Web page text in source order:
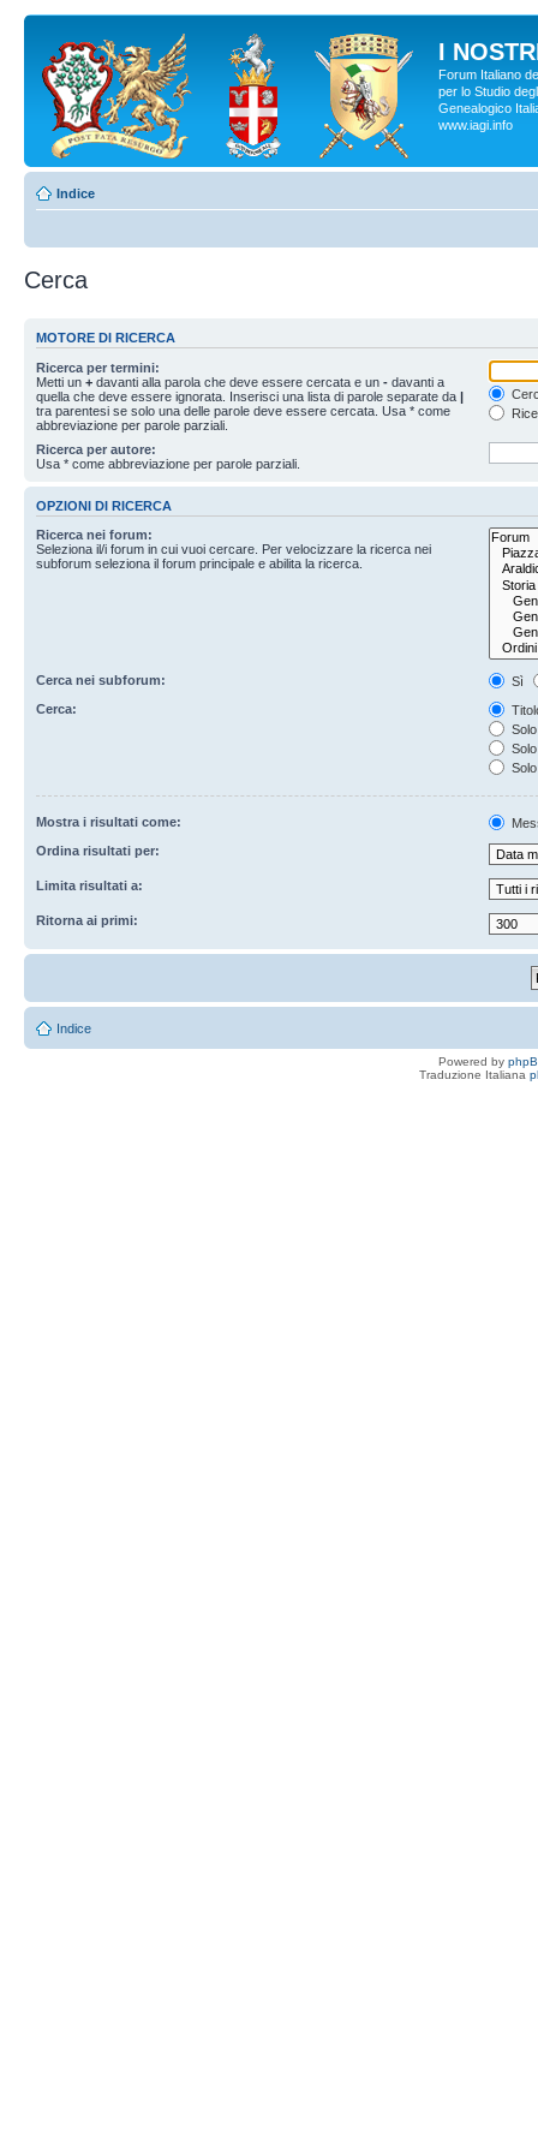
I
Forum Italiano
per lo Studio
Genealogico
www.iagi.info
Indice
Cerca
MOTORE DI RICERCA
Ricerca per termini:
Metti un + davanti alla parola che deve essere cercata e un - davanti a
quella che deve essere ignorata. Inserisci una lista di parole separate da |
tra parentesi se solo una delle parole deve essere cercata. Usa * come
abbreviazione per parole parziali.
Ricerca per autore:
Usa * come abbreviazione per parole parziali.
OPZIONI DI RICERCA
Ricerca nei forum:
Seleziona il/i forum in cui vuoi cercare. Per velocizzare la ricerca nei
subforum seleziona il forum principale e abilita la ricerca.
Cerca nei subforum:
Sì
Cerca:
Mostra i risultati come:
Ordina risultati per:
Limita risultati a:
Ritorna ai primi:
Indice
Powered by
Traduzione Italiana